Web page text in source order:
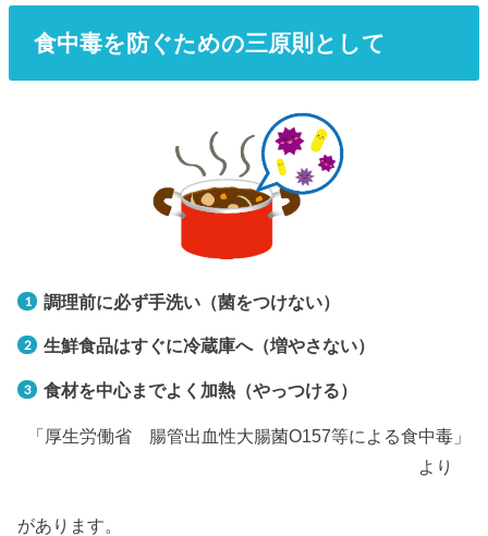
食中毒を防ぐための三原則として
調理前に必ず手洗い（菌をつけない）
生鮮食品はすぐに冷蔵庫へ（増やさない）
食材を中心までよく加熱（やっつける）
「厚生労働省 腸管出血性大腸菌O157等による食中毒」
より
があります。